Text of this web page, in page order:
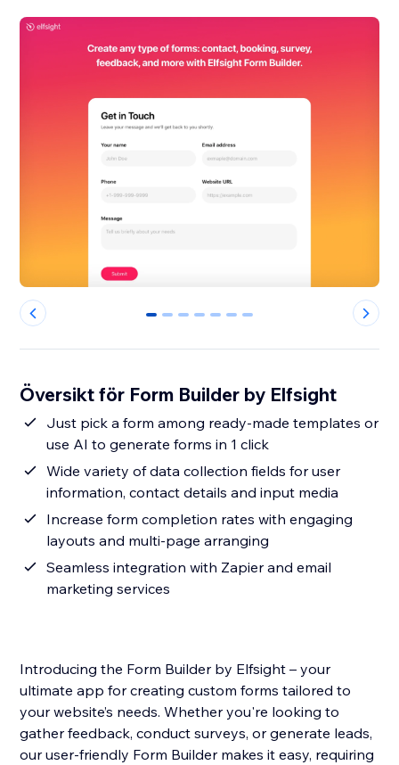
0 1 2 3 4 5 6
Översikt för Form Builder by Elfsight
Just pick a form among ready-made templates or
use AI to generate forms in 1 click
Wide variety of data collection fields for user
information, contact details and input media
Increase form completion rates with engaging
layouts and multi-page arranging
Seamless integration with Zapier and email
marketing services
Introducing the Form Builder by Elfsight – your
ultimate app for creating custom forms tailored to
your website’s needs. Whether you're looking to
gather feedback, conduct surveys, or generate leads,
our user-friendly Form Builder makes it easy, requiring